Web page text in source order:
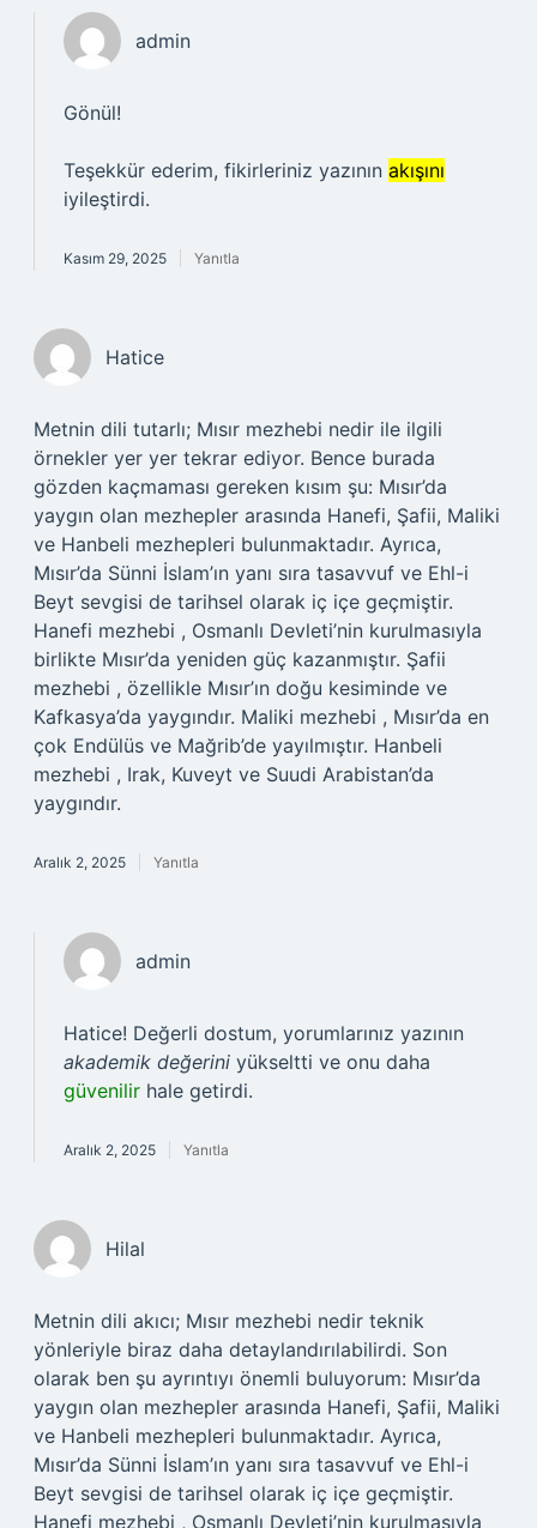
admin
Gönül!
Teşekkür ederim, fikirleriniz yazının akışını
iyileştirdi.
Kasım 29, 2025 Yanıtla
Hatice
Metnin dili tutarlı; Mısır mezhebi nedir ile ilgili
örnekler yer yer tekrar ediyor. Bence burada
gözden kaçmaması gereken kısım şu: Mısır’da
yaygın olan mezhepler arasında Hanefi, Şafii, Maliki
ve Hanbeli mezhepleri bulunmaktadır. Ayrıca,
Mısır’da Sünni İslam’ın yanı sıra tasavvuf ve Ehl-i
Beyt sevgisi de tarihsel olarak iç içe geçmiştir.
Hanefi mezhebi , Osmanlı Devleti’nin kurulmasıyla
birlikte Mısır’da yeniden güç kazanmıştır. Şafii
mezhebi , özellikle Mısır’ın doğu kesiminde ve
Kafkasya’da yaygındır. Maliki mezhebi , Mısır’da en
çok Endülüs ve Mağrib’de yayılmıştır. Hanbeli
mezhebi , Irak, Kuveyt ve Suudi Arabistan’da
yaygındır.
Aralık 2, 2025 Yanıtla
admin
Hatice! Değerli dostum, yorumlarınız yazının
akademik değerini yükseltti ve onu daha
güvenilir hale getirdi.
Aralık 2, 2025 Yanıtla
Hilal
Metnin dili akıcı; Mısır mezhebi nedir teknik
yönleriyle biraz daha detaylandırılabilirdi. Son
olarak ben şu ayrıntıyı önemli buluyorum: Mısır’da
yaygın olan mezhepler arasında Hanefi, Şafii, Maliki
ve Hanbeli mezhepleri bulunmaktadır. Ayrıca,
Mısır’da Sünni İslam’ın yanı sıra tasavvuf ve Ehl-i
Beyt sevgisi de tarihsel olarak iç içe geçmiştir.
Hanefi mezhebi , Osmanlı Devleti’nin kurulmasıyla